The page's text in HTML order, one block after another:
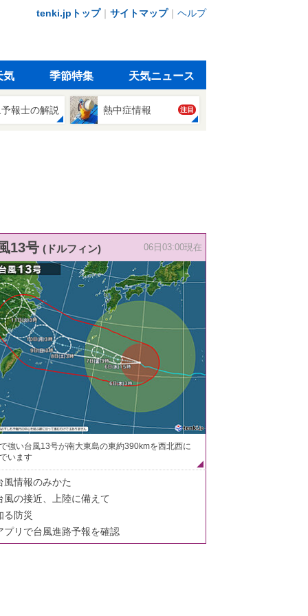
tenki.jpトップ｜ サイトマップ｜ ヘルプ
気 季節特集 天気ニュース
報士の解説 熱中症情報 注目
13号 (ドルフィン) 06日03:00現在
強い台風13号が南大東島の東約390kmを西北西に
います
風情報のみかた
風の接近、上陸に備えて
る防災
プリで台風進路予報を確認